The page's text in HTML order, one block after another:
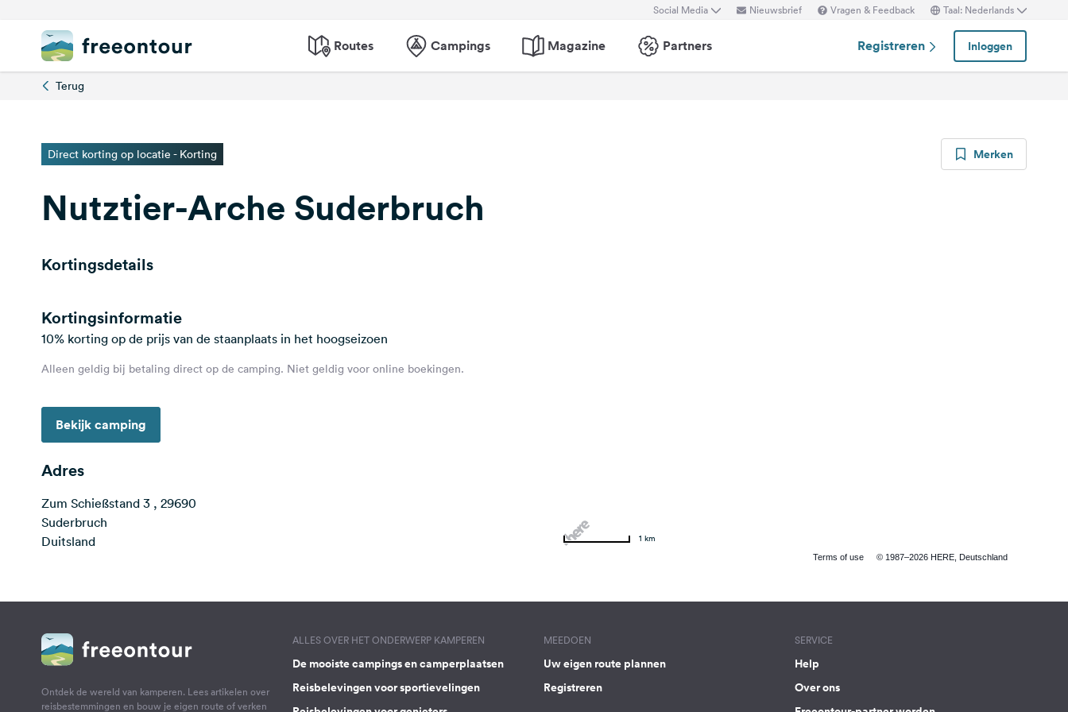
Social Media Nieuwsbrief Vragen & Feedback Taal: Nederlands
Routes Campings Magazine Partners Registreren Inloggen
Terug
Direct korting op locatie - Korting Merken
Nutztier-Arche Suderbruch
Kortingsdetails
Kortingsinformatie
10% korting op de prijs van de staanplaats in het hoogseizoen
Alleen geldig bij betaling direct op de camping. Niet geldig voor online boekingen.
Bekijk camping
Adres
Zum Schießstand 3 , 29690
Suderbruch
Duitsland
Terms of use © 1987–2026 HERE, Deutschland
1 km
Ontdek de wereld van kamperen. Lees artikelen over
reisbestemmingen en bouw je eigen route of verken
ALLES OVER HET ONDERWERP KAMPEREN
De mooiste campings en camperplaatsen
Reisbelevingen voor sportievelingen
MEEDOEN
Uw eigen route plannen
Registreren
SERVICE
Help
Over ons